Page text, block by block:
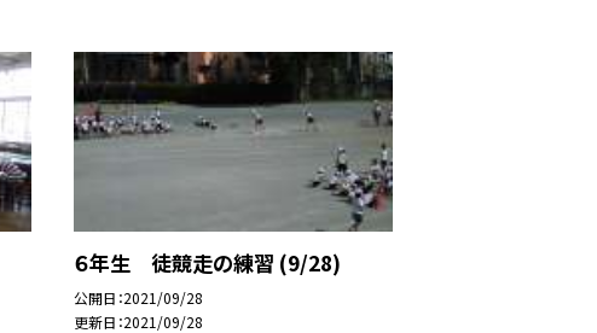
６年生 徒競走の練習 (9/28)
公開日 2021/09/28
更新日 2021/09/28